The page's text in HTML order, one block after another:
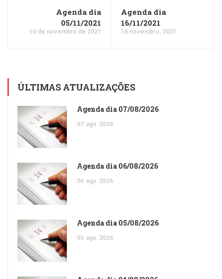
Agenda dia
05/11/2021
10 de novembro de 2021
Agenda dia
16/11/2021
16 novembro, 2021
ÚLTIMAS ATUALIZAÇÕES
Agenda dia 07/08/2026
07 ago 2026
Agenda dia 06/08/2026
06 ago 2026
Agenda dia 05/08/2026
05 ago 2026